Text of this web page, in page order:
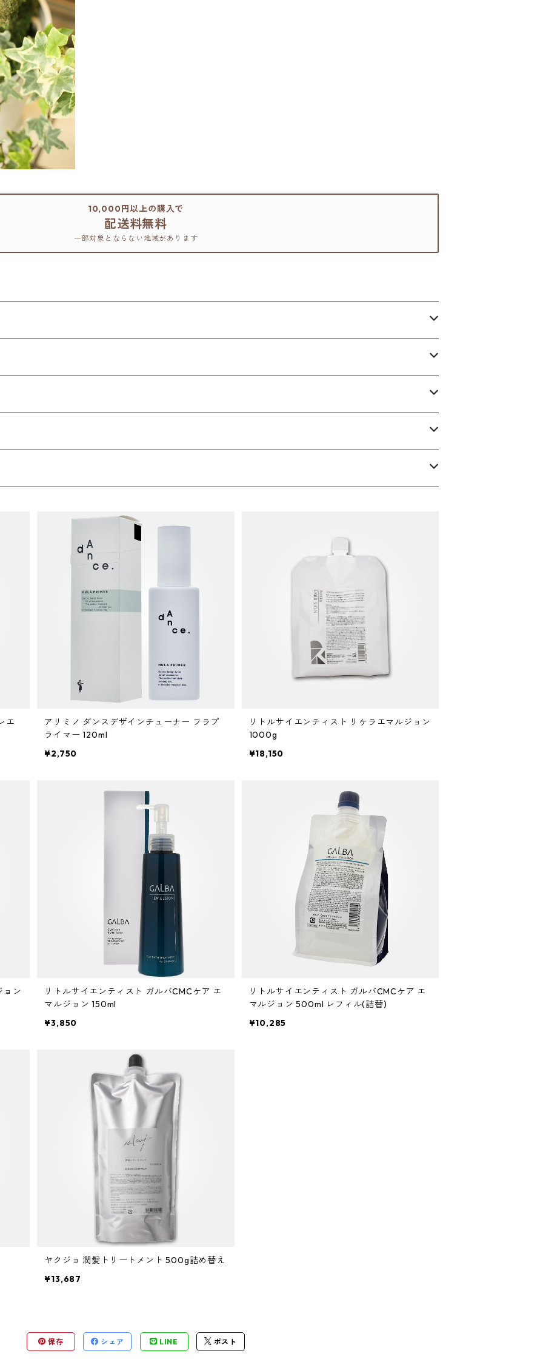
10,000円以上の購入で
配送料無料
一部対象とならない地域があります
エ
アリミノ ダンスデザインチューナー フラプ
ライマー 120ml
¥2,750
リトルサイエンティスト リケラエマルジョン
1000g
¥18,150
ョン
リトルサイエンティスト ガルバCMCケア エ
マルジョン 150ml
¥3,850
リトルサイエンティスト ガルバCMCケア エ
マルジョン 500ml レフィル(詰替)
¥10,285
ヤクジョ 潤髪トリートメント 500g詰め替え
¥13,687
保存 シェア LINE ポスト